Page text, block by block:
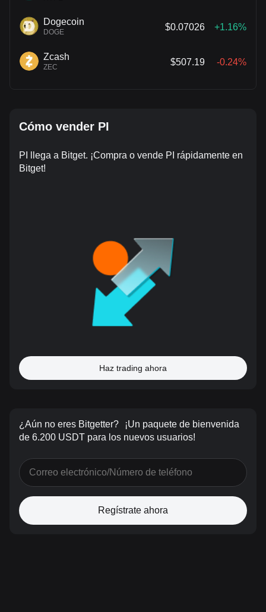
Dogecoin
DOGE
$0.07026 +1.16%
Zcash
ZEC
$507.19 -0.24%
Cómo vender PI
PI llega a Bitget. ¡Compra o vende PI rápidamente en
Bitget!
Haz trading ahora
¿Aún no eres Bitgetter?
¡Un paquete de bienvenida
de 6.200 USDT para los nuevos usuarios!
Regístrate ahora